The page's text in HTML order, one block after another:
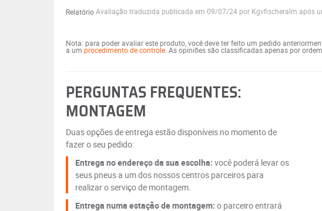
RelatórioAvaliação traduzida publicada em 09/07/24 por Kgvfischeralm após
Nota: para poder avaliar este produto, você deve ter feito um pedido
a um procedimento de controle . As opiniões são classificadas apenas por
PERGUNTAS FREQUENTES:
MONTAGEM
Duas opções de entrega estão disponíveis no momento de
fazer o seu pedido:
Entrega no endereço da sua escolha: você poderá levar os
seus pneus a um dos nossos centros parceiros para
realizar o serviço de montagem.
Entrega numa estação de montagem: o parceiro entrará